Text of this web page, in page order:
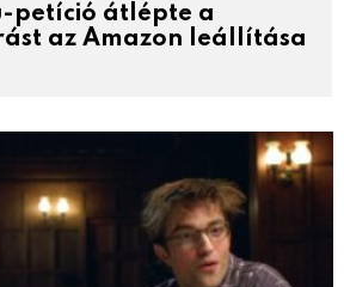
petíció átlépte a
az Amazon leállítása